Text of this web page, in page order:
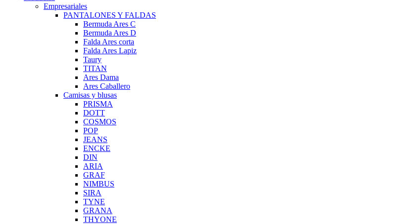
Empresariales
PANTALONES Y FALDAS
Bermuda Ares C
Bermuda Ares D
Falda Ares corta
Falda Ares Lapiz
Taury
TITAN
Ares Dama
Ares Caballero
Camisas y blusas
PRISMA
DOTT
COSMOS
POP
JEANS
ENCKE
DIN
ARIA
GRAF
NIMBUS
SIRA
TYNE
GRANA
THYONE